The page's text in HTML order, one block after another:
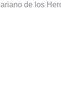
de los